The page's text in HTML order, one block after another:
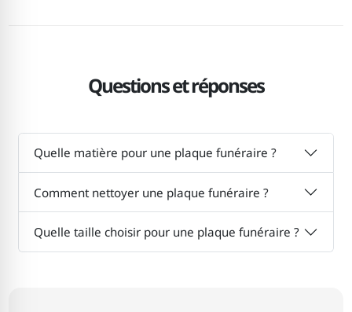
Questions et réponses
Quelle matière pour une plaque funéraire ?
Comment nettoyer une plaque funéraire ?
Quelle taille choisir pour une plaque funéraire ?